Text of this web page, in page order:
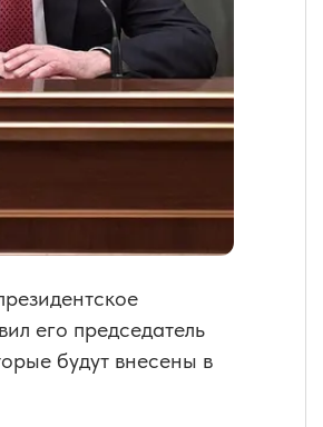
его председатель
будут внесены в